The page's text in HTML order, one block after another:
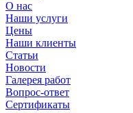
О нас
Наши услуги
Цены
Наши клиенты
Статьи
Новости
Галерея работ
Вопрос-ответ
Сертификаты